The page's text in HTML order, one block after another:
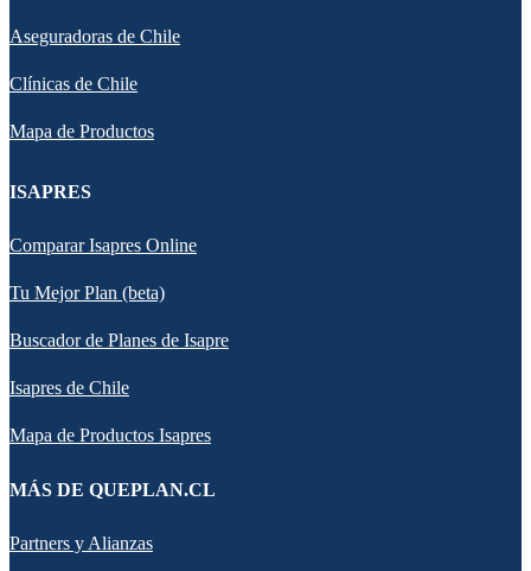
Aseguradoras de Chile
Clínicas de Chile
Mapa de Productos
ISAPRES
Comparar Isapres Online
Tu Mejor Plan (beta)
Buscador de Planes de Isapre
Isapres de Chile
Mapa de Productos Isapres
MÁS DE QUEPLAN.CL
Partners y Alianzas